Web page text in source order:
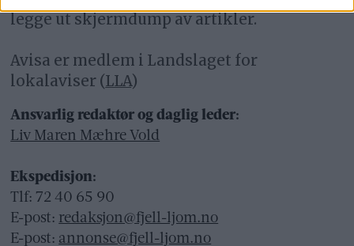
legge ut skjermdump av artikler.
Avisa er medlem i Landslaget for
lokalaviser (LLA)
Ansvarlig redaktør og daglig leder:
Liv Maren Mæhre Vold
Ekspedisjon:
Tlf: 72 40 65 90
E-post: redaksjon@fjell-ljom.no
E-post: annonse@fjell-ljom.no